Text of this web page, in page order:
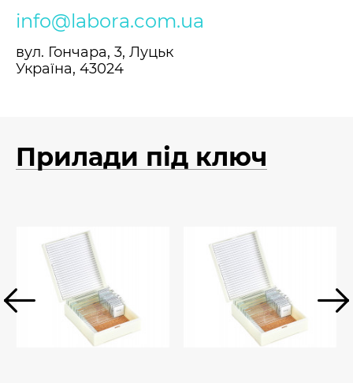
info@labora.com.ua
вул. Гончара, 3, Луцьк
Україна, 43024
Прилади під ключ